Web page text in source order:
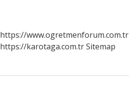
https://www.ogretmenforum.com.tr
https://karotaga.com.trSitemap